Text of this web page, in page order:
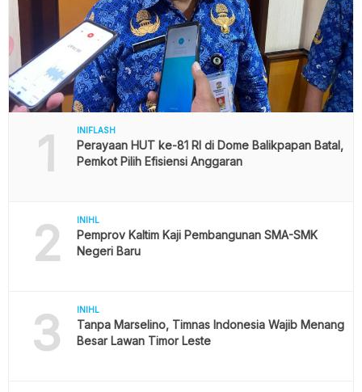
1 INIFLASH
Perayaan HUT ke-81 RI di Dome Balikpapan Batal,
Pemkot Pilih Efisiensi Anggaran
2 INIHL
Pemprov Kaltim Kaji Pembangunan SMA-SMK
Negeri Baru
3 INIHL
Tanpa Marselino, Timnas Indonesia Wajib Menang
Besar Lawan Timor Leste